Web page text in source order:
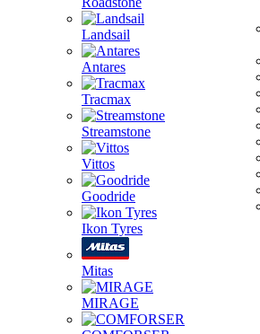
Landsail
Antares
Tracmax
Streamstone
Vittos
Goodride
Ikon Tyres
Mitas
MIRAGE